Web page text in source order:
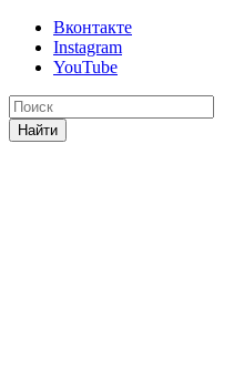
Вконтакте
Instagram
YouTube
Найти